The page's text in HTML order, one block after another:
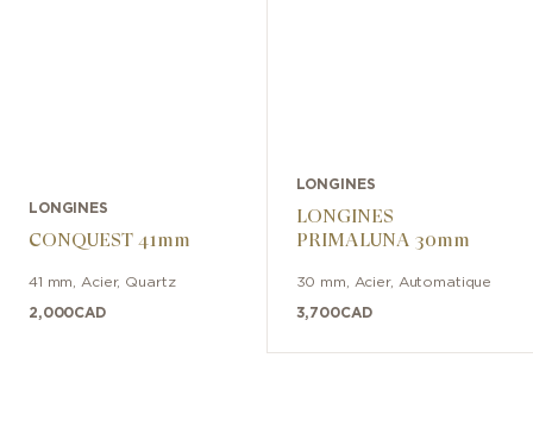
LONGINES
CONQUEST 41mm
41 mm Acier, Quartz
2,000CAD
LONGINES
LONGINES
PRIMALUNA 30mm
30 mm Acier, Automatique
3,700CAD